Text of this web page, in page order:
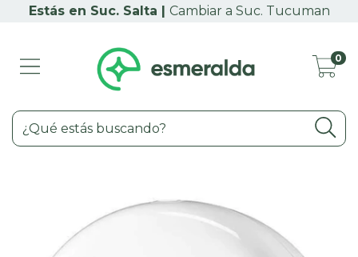
Cambiar a Suc. Tucuman
0